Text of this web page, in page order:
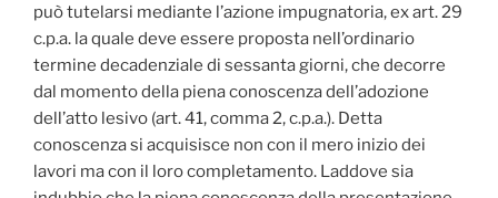
può tutelarsi mediante l’azione impugnatoria, ex art. 29
c.p.a. la quale deve essere proposta nell’ordinario
termine decadenziale di sessanta giorni, che decorre
dal momento della piena conoscenza dell’adozione
dell’atto lesivo (art. 41, comma 2, c.p.a.). Detta
conoscenza si acquisisce non con il mero inizio dei
lavori ma con il loro completamento. Laddove sia